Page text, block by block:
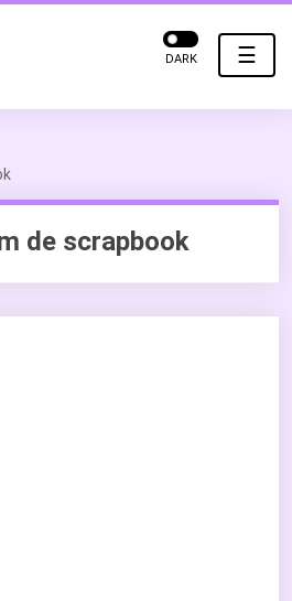
☰
DARK
de scrapbook